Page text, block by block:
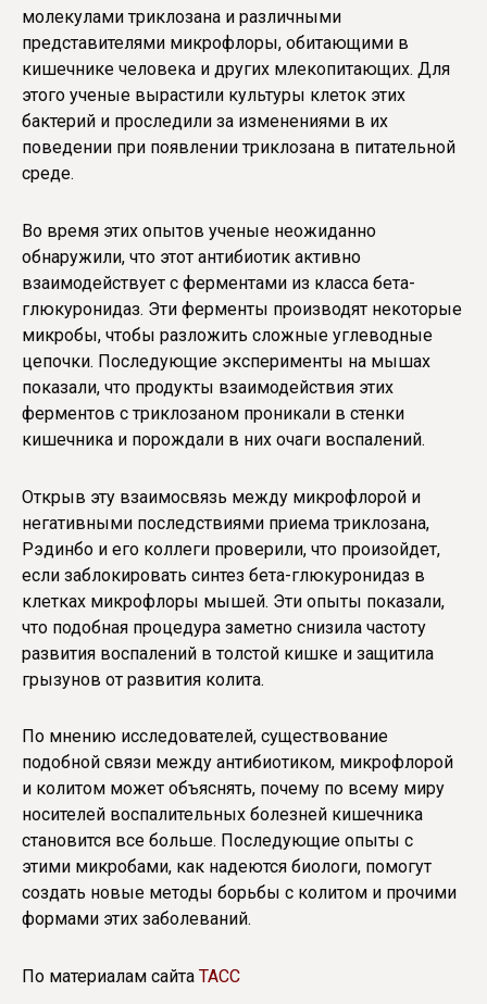
молекулами триклозана и различными
представителями микрофлоры, обитающими в
кишечнике человека и других млекопитающих. Для
этого ученые вырастили культуры клеток этих
бактерий и проследили за изменениями в их
поведении при появлении триклозана в питательной
среде.
Во время этих опытов ученые неожиданно
обнаружили, что этот антибиотик активно
взаимодействует с ферментами из класса бета-
глюкуронидаз. Эти ферменты производят некоторые
микробы, чтобы разложить сложные углеводные
цепочки. Последующие эксперименты на мышах
показали, что продукты взаимодействия этих
ферментов с триклозаном проникали в стенки
кишечника и порождали в них очаги воспалений.
Открыв эту взаимосвязь между микрофлорой и
негативными последствиями приема триклозана,
Рэдинбо и его коллеги проверили, что произойдет,
если заблокировать синтез бета-глюкуронидаз в
клетках микрофлоры мышей. Эти опыты показали,
что подобная процедура заметно снизила частоту
развития воспалений в толстой кишке и защитила
грызунов от развития колита.
По мнению исследователей, существование
подобной связи между антибиотиком, микрофлорой
и колитом может объяснять, почему по всему миру
носителей воспалительных болезней кишечника
становится все больше. Последующие опыты с
этими микробами, как надеются биологи, помогут
создать новые методы борьбы с колитом и прочими
формами этих заболеваний.
По материалам сайта ТАСС